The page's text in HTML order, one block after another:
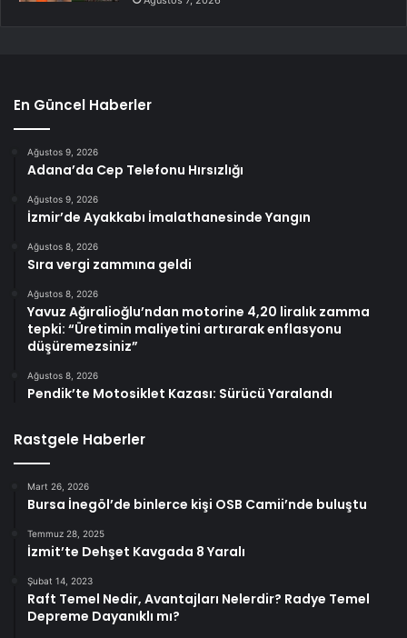
En Güncel Haberler
Ağustos 9, 2026
Adana’da Cep Telefonu Hırsızlığı
Ağustos 9, 2026
İzmir’de Ayakkabı İmalathanesinde Yangın
Ağustos 8, 2026
Sıra vergi zammına geldi
Ağustos 8, 2026
Yavuz Ağıralioğlu’ndan motorine 4,20 liralık zamma
tepki: “Üretimin maliyetini artırarak enflasyonu
düşüremezsiniz”
Ağustos 8, 2026
Pendik’te Motosiklet Kazası: Sürücü Yaralandı
Rastgele Haberler
Mart 26, 2026
Bursa İnegöl’de binlerce kişi OSB Camii’nde buluştu
Temmuz 28, 2025
İzmit’te Dehşet Kavgada 8 Yaralı
Şubat 14, 2023
Raft Temel Nedir, Avantajları Nelerdir? Radye Temel
Depreme Dayanıklı mı?